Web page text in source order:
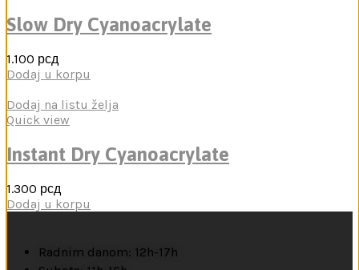
Slow Dry Cyanoacrylate
1.100 рсд
Dodaj u korpu
Dodaj na listu želja
Quick view
Instant Dry Cyanoacrylate
1.300 рсд
Dodaj u korpu
Radnim danom: 12h-17h